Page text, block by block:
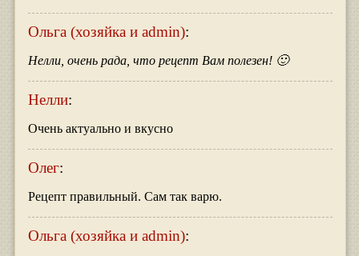
Ольга (хозяйка и admin):
Нелли, очень рада, что рецепт Вам полезен! 🙂
Нелли:
Очень актуально и вкусно
Олег:
Рецепт правильный. Сам так варю.
Ольга (хозяйка и admin):